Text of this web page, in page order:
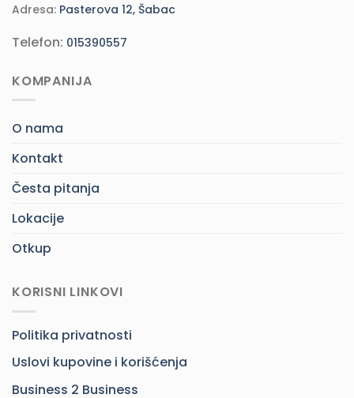
Adresa: Pasterova 12, Šabac
Telefon: 015390557
KOMPANIJA
O nama
Kontakt
Česta pitanja
Lokacije
Otkup
KORISNI LINKOVI
Politika privatnosti
Uslovi kupovine i korišćenja
Business 2 Business